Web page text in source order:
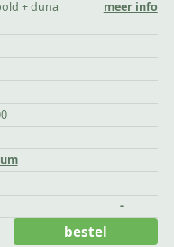
+ duna
meer info
-
bestel